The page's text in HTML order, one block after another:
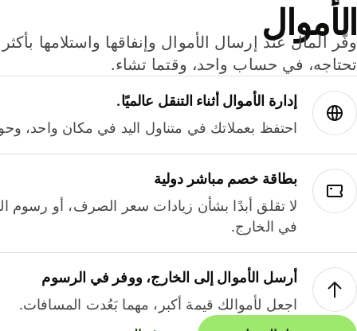
الأموال
تحتاجه، في حساب واحد، وقتما تشاء.
إدارة الأموال أثناء التنقل عالميًا.
احتفظ بعملاتك في متناول اليد في مكان واحد،
بطاقة خصم مباشر دولية
لا تقلق أبدًا بشأن زيادات سعر الصرف، أو رسوم
في الخارج.
أرسل الأموال إلى الخارج، ووفر في الرسوم
اجعل لأموالك قيمة أكبر، مهما بَعُدت المسافات.